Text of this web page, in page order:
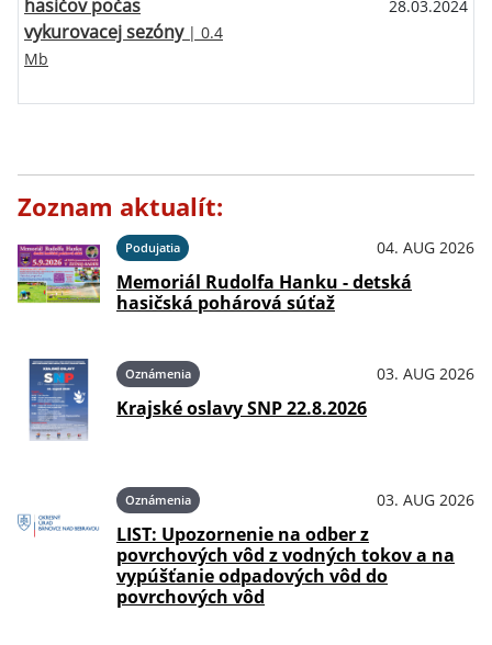
hasičov počas
vykurovacej sezóny| 0.4
Mb
28.03.2024
Zoznam aktualít:
Podujatia 04. AUG 2026
Memoriál Rudolfa Hanku - detská
hasičská pohárová súťaž
Oznámenia 03. AUG 2026
Krajské oslavy SNP 22.8.2026
Oznámenia 03. AUG 2026
LIST: Upozornenie na odber z
povrchových vôd z vodných tokov a na
vypúšťanie odpadových vôd do
povrchových vôd